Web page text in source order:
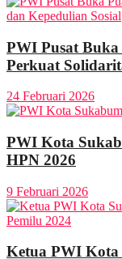
PWI Pusat Buka
Perkuat
24 Februari 2026
PWI Kota
HPN 2026
9 Februari 2026
Ketua PWI